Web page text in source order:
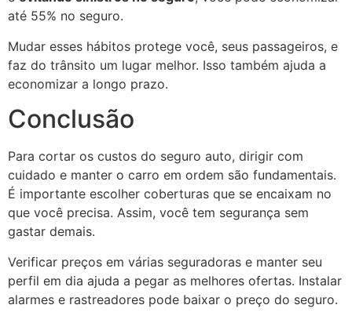
até 55% no seguro.
Mudar esses hábitos protege você, seus passageiros, e
faz do trânsito um lugar melhor. Isso também ajuda a
economizar a longo prazo.
Conclusão
Para cortar os custos do seguro auto, dirigir com
cuidado e manter o carro em ordem são fundamentais.
É importante escolher coberturas que se encaixam no
que você precisa. Assim, você tem segurança sem
gastar demais.
Verificar preços em várias seguradoras e manter seu
perfil em dia ajuda a pegar as melhores ofertas. Instalar
alarmes e rastreadores pode baixar o preço do seguro.